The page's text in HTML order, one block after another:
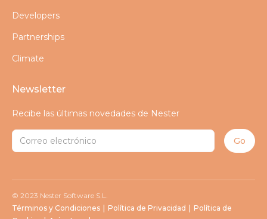
Developers
Partnerships
Climate
Newsletter
Recibe las últimas novedades de Nester
© 2023 Nester Software S.L.
Términos y Condiciones
Política de Privacidad
Política de